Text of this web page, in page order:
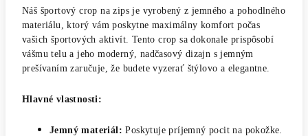
Náš športový crop na zips je vyrobený z jemného a pohodlného
materiálu, ktorý vám poskytne maximálny komfort počas
vašich športových aktivít. Tento crop sa dokonale prispôsobí
vášmu telu a jeho moderný, nadčasový dizajn s jemným
prešívaním zaručuje, že budete vyzerať štýlovo a elegantne.
Hlavné vlastnosti:
Jemný materiál: Poskytuje príjemný pocit na pokožke.